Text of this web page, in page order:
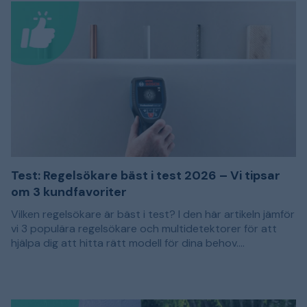
Test: Regelsökare bäst i test 2026 – Vi tipsar
om 3 kundfavoriter
Vilken regelsökare är bäst i test? I den här artikeln jämför
vi 3 populära regelsökare och multidetektorer för att
hjälpa dig att hitta rätt modell för dina behov.
eller strömförande ledningar. Genom att undersöka
Olika regelsökare har olika funktioner och mätdjup.